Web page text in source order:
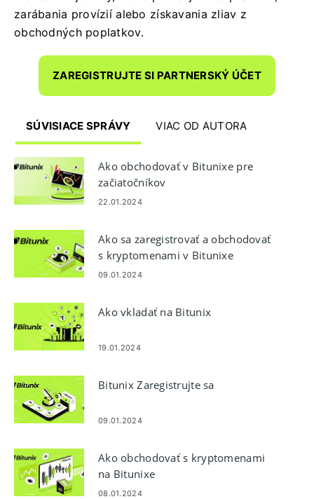
zarábania provízií alebo získavania zliav z
obchodných poplatkov.
ZAREGISTRUJTE SI PARTNERSKÝ ÚČET
SÚVISIACE SPRÁVY VIAC OD AUTORA
Ako obchodovať v Bitunixe pre
začiatočníkov
22.01.2024
Ako sa zaregistrovať a obchodovať
s kryptomenami v Bitunixe
09.01.2024
Ako vkladať na Bitunix
19.01.2024
Bitunix Zaregistrujte sa
09.01.2024
Ako obchodovať s kryptomenami
na Bitunixe
08.01.2024